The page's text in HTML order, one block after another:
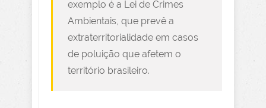
exemplo é a Lei de Crimes
Ambientais, que prevê a
extraterritorialidade em casos
de poluição que afetem o
território brasileiro.